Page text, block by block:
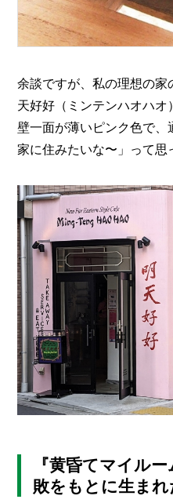
余談ですが、私の理想の
天好好（ミンテンハオハオ
壁一面が薄いピンク色で
家に住みたいな〜」って思
『黄昏てマイル
敗をもとに生まれ